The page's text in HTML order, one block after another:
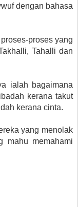
dengan bahasa
proses yang
Tahalli dan
ialah bagaimana
kerana takut
kerana cinta.
yang menolak
mahu memahami